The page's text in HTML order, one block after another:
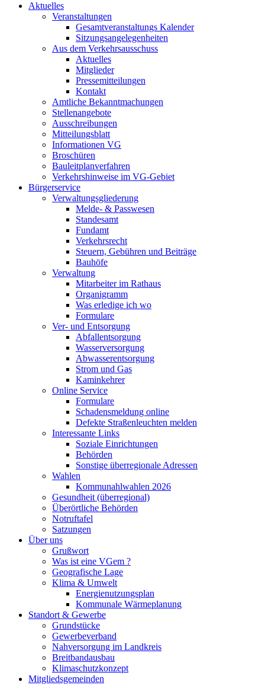
Aktuelles
Veranstaltungen
Gesamtveranstaltungs Kalender
Sitzungsangelegenheiten
Aus dem Verkehrsausschuss
Aktuelles
Mitglieder
Pressemitteilungen
Kontakt
Amtliche Bekanntmachungen
Stellenangebote
Ausschreibungen
Mitteilungsblatt
Informationen VG
Broschüren
Bauleitplanverfahren
Verkehrshinweise im VG-Gebiet
Bürgerservice
Verwaltungsgliederung
Melde- & Passwesen
Standesamt
Fundamt
Verkehrsrecht
Steuern, Gebühren und Beiträge
Bauhöfe
Verwaltung
Mitarbeiter im Rathaus
Organigramm
Was erledige ich wo
Formulare
Ver- und Entsorgung
Abfallentsorgung
Wasserversorgung
Abwasserentsorgung
Strom und Gas
Kaminkehrer
Online Service
Formulare
Schadensmeldung online
Defekte Straßenleuchten melden
Interessante Links
Soziale Einrichtungen
Behörden
Sonstige überregionale Adressen
Wahlen
Kommunahlwahlen 2026
Gesundheit (überregional)
Überörtliche Behörden
Notruftafel
Satzungen
Über uns
Grußwort
Was ist eine VGem ?
Geografische Lage
Klima & Umwelt
Energienutzungsplan
Kommunale Wärmeplanung
Standort & Gewerbe
Grundstücke
Gewerbeverband
Nahversorgung im Landkreis
Breitbandausbau
Klimaschutzkonzept
Mitgliedsgemeinden